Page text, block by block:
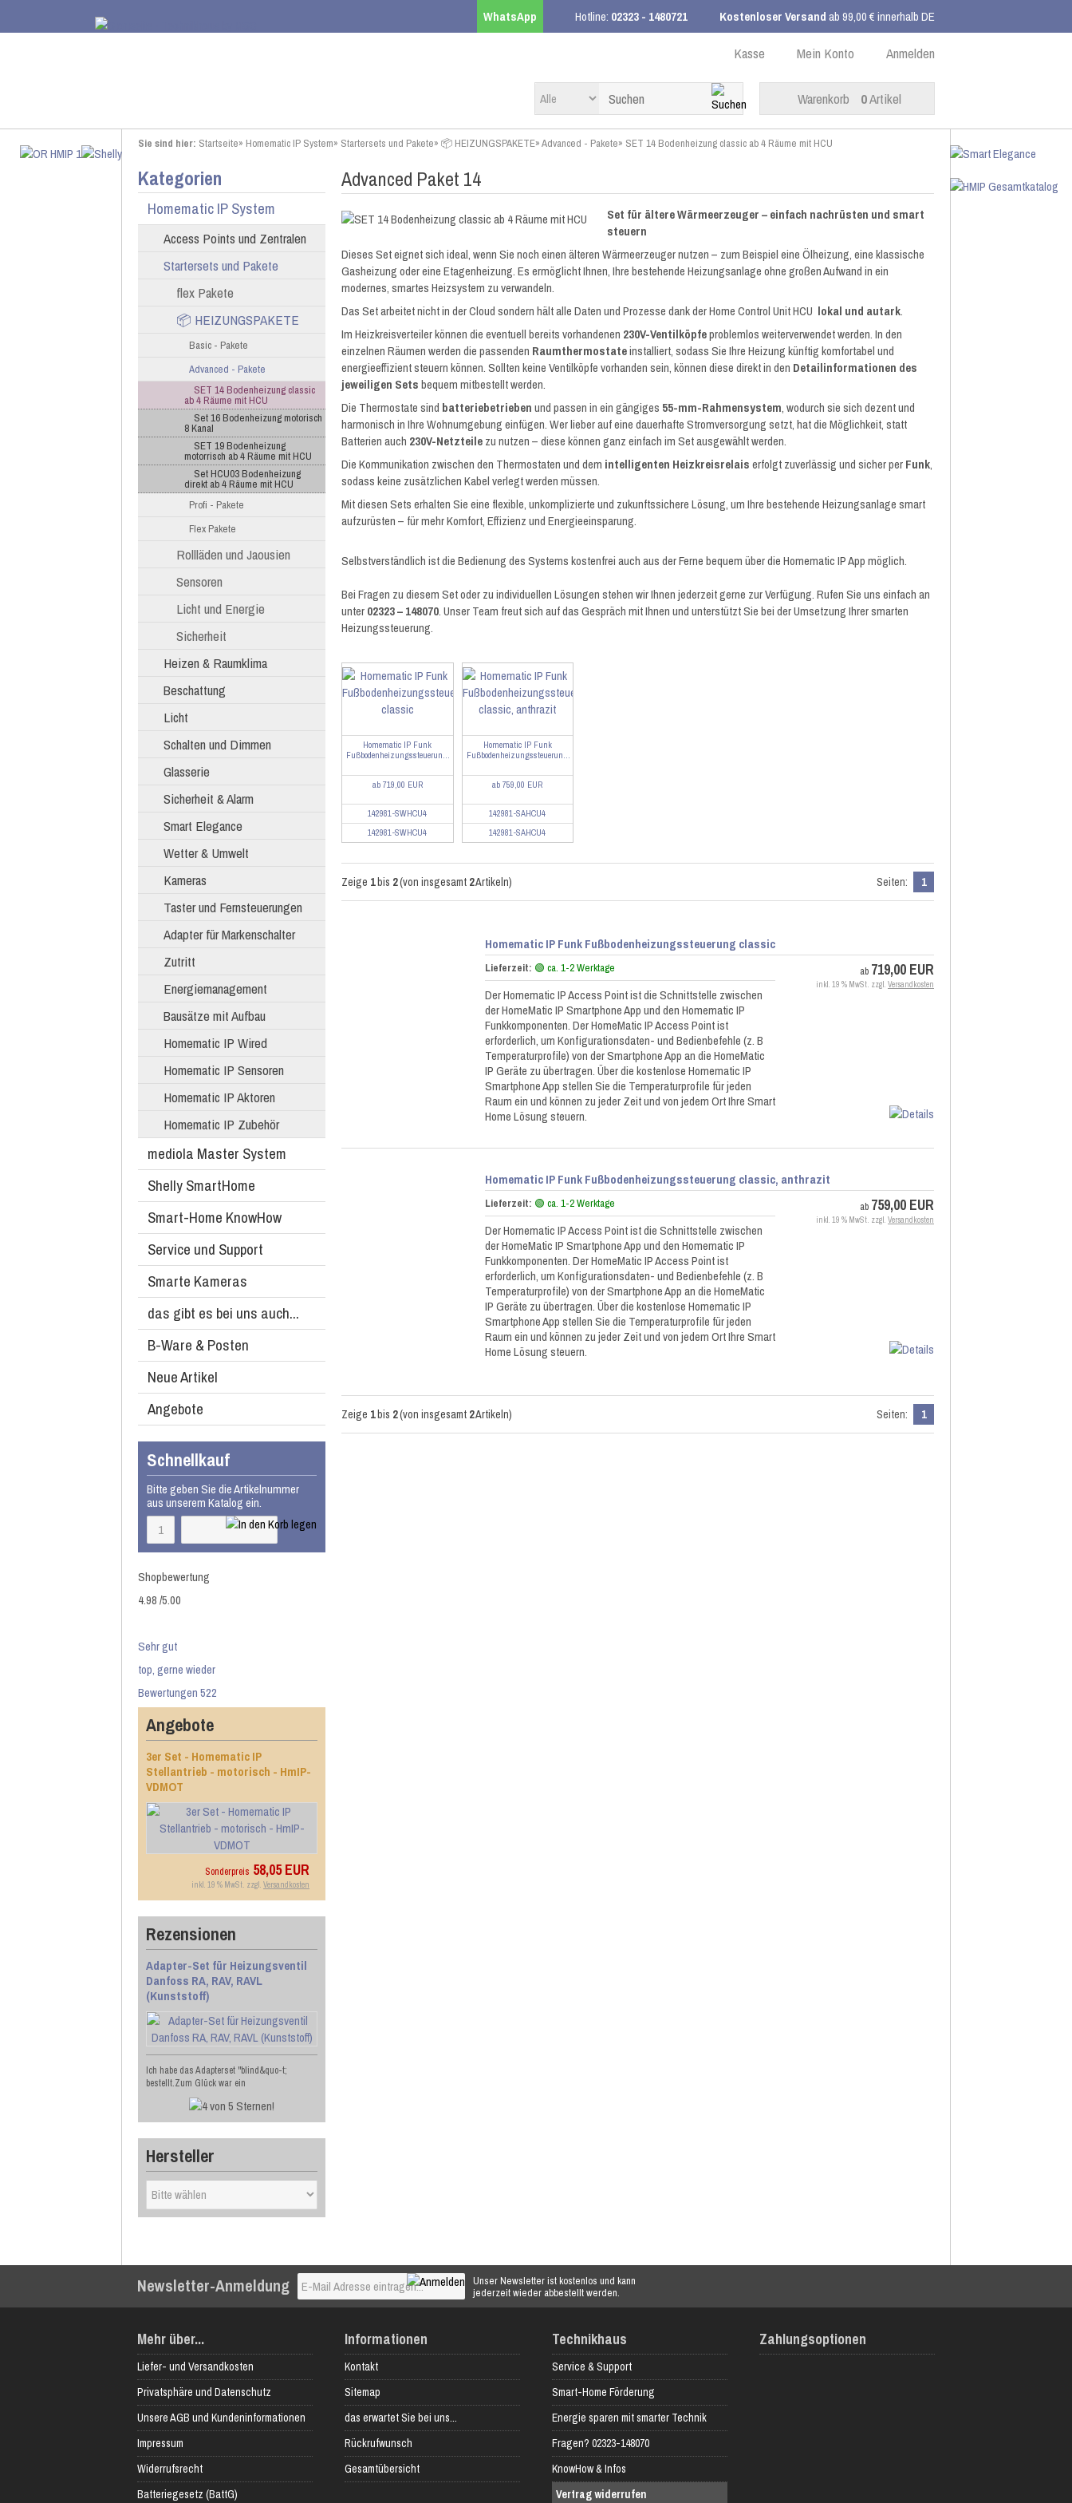
WhatsApp Hotline: 02323 - 1480721 Kostenloser Versandab 99,00 € innerhalb DE
Anmelden
Mein Konto
Kasse
Warenkorb 0Artikel
Sie sind hier: Startseite» Homematic IP System» Startersets und Pakete» 📦 HEIZUNGSPAKETE»Advanced - Pakete» SET 14 Bodenheizung classic ab 4 Räume mit HCU
Kategorien
Homematic IP System
Access Points und Zentralen
Startersets und Pakete
flex Pakete
📦 HEIZUNGSPAKETE
Basic - Pakete
Advanced - Pakete
SET 14 Bodenheizung classic
ab 4 Räume mit HCU
Set 16 Bodenheizung motorisch
8 Kanal
SET 19 Bodenheizung
motorrisch ab 4 Räume mit HCU
Set HCU03 Bodenheizung
direkt ab 4 Räume mit HCU
Profi - Pakete
Flex Pakete
Rollläden und Jaousien
Sensoren
Licht und Energie
Sicherheit
Heizen & Raumklima
Beschattung
Licht
Schalten und Dimmen
Glasserie
Sicherheit & Alarm
Smart Elegance
Wetter & Umwelt
Kameras
Taster und Fernsteuerungen
Adapter für Markenschalter
Zutritt
Energiemanagement
Bausätze mit Aufbau
Homematic IP Wired
Homematic IP Sensoren
Homematic IP Aktoren
Homematic IP Zubehör
mediola Master System
Shelly SmartHome
Smart-Home KnowHow
Service und Support
Smarte Kameras
das gibt es bei uns auch...
B-Ware & Posten
Neue Artikel
Angebote
Schnellkauf
Bitte geben Sie die Artikelnummer
aus unserem Katalog ein.
Shopbewertung
4.98/5.00
Sehr gut
top, gerne wieder
Bewertungen 522
Angebote
3er Set - Homematic IP
Stellantrieb - motorisch - HmIP-
VDMOT
Sonderpreis 58,05 EUR
inkl. 19 % MwSt. zzgl. Versandkosten
Rezensionen
Adapter-Set für Heizungsventil
Danfoss RA, RAV, RAVL
(Kunststoff)
Ich habe das Adapterset "blind&quo-t;
bestellt.Zum Glück war ein
Hersteller
Advanced Paket 14
Set für ältere Wärmeerzeuger – einfach nachrüsten und smart
steuern
Dieses Set eignet sich ideal, wenn Sie noch einen älteren Wärmeerzeuger nutzen – zum Beispiel eine Ölheizung, eine klassische
Gasheizung oder eine Etagenheizung. Es ermöglicht Ihnen, Ihre bestehende Heizungsanlage ohne großen Aufwand in ein
modernes, smartes Heizsystem zu verwandeln.
Das Set arbeitet nicht in der Cloud sondern hält alle Daten und Prozesse dank der Home Control Unit HCU lokal und autark.
Im Heizkreisverteiler können die eventuell bereits vorhandenen 230V-Ventilköpfeproblemlos weiterverwendet werden. In den
einzelnen Räumen werden die passenden Raumthermostateinstalliert, sodass Sie Ihre Heizung künftig komfortabel und
energieeffizient steuern können. Sollten keine Ventilköpfe vorhanden sein, können diese direkt in den Detailinformationen des
jeweiligen Setsbequem mitbestellt werden.
Die Thermostate sind batteriebetriebenund passen in ein gängiges 55-mm-Rahmensystem, wodurch sie sich dezent und
harmonisch in Ihre Wohnumgebung einfügen. Wer lieber auf eine dauerhafte Stromversorgung setzt, hat die Möglichkeit, statt
Batterien auch 230V-Netzteilezu nutzen – diese können ganz einfach im Set ausgewählt werden.
Die Kommunikation zwischen den Thermostaten und dem intelligenten Heizkreisrelaiserfolgt zuverlässig und sicher perFunk,
sodass keine zusätzlichen Kabel verlegt werden müssen.
Mit diesen Sets erhalten Sie eine flexible, unkomplizierte und zukunftssichere Lösung, um Ihre bestehende Heizungsanlage smart
aufzurüsten – für mehr Komfort, Effizienz und Energieeinsparung.
Selbstverständlich ist die Bedienung des Systems kostenfrei auch aus der Ferne bequem über die Homematic IP App möglich.
Bei Fragen zu diesem Set oder zu individuellen Lösungen stehen wir Ihnen jederzeit gerne zur Verfügung. Rufen Sie uns einfach an
unter02323 – 148070. Unser Team freut sich auf das Gespräch mit Ihnen und unterstützt Sie bei der Umsetzung Ihrer smarten
Heizungssteuerung.
Homematic IP Funk
Fußbodenheizungssteuerun...
ab 719,00 EUR
142981-SWHCU4
142981-SWHCU4
Homematic IP Funk
Fußbodenheizungssteuerun...
ab 759,00 EUR
142981-SAHCU4
142981-SAHCU4
Zeige 1bis 2(von insgesamt 2Artikeln) Seiten: 1
Homematic IP Funk Fußbodenheizungssteuerung classic
Lieferzeit: 🟢 ca. 1-2 Werktage
Der Homematic IP Access Point ist die Schnittstelle zwischen
der HomeMatic IP Smartphone App und den Homematic IP
Funkkomponenten. Der HomeMatic IP Access Point ist
erforderlich, um Konfigurationsdaten- und Bedienbefehle (z. B
Temperaturprofile) von der Smartphone App an die HomeMatic
IP Geräte zu übertragen. Über die kostenlose Homematic IP
Smartphone App stellen Sie die Temperaturprofile für jeden
Raum ein und können zu jeder Zeit und von jedem Ort Ihre Smart
Home Lösung steuern.
ab 719,00 EUR
inkl. 19 % MwSt. zzgl. Versandkosten
Homematic IP Funk Fußbodenheizungssteuerung classic, anthrazit
Lieferzeit: 🟢 ca. 1-2 Werktage
Der Homematic IP Access Point ist die Schnittstelle zwischen
der HomeMatic IP Smartphone App und den Homematic IP
Funkkomponenten. Der HomeMatic IP Access Point ist
erforderlich, um Konfigurationsdaten- und Bedienbefehle (z. B
Temperaturprofile) von der Smartphone App an die HomeMatic
IP Geräte zu übertragen. Über die kostenlose Homematic IP
Smartphone App stellen Sie die Temperaturprofile für jeden
Raum ein und können zu jeder Zeit und von jedem Ort Ihre Smart
Home Lösung steuern.
ab 759,00 EUR
inkl. 19 % MwSt. zzgl. Versandkosten
Zeige 1bis 2(von insgesamt 2Artikeln) Seiten: 1
Newsletter-Anmeldung
Unser Newsletter ist kostenlos und kann
jederzeit wieder abbestellt werden.
Mehr über...
Liefer- und Versandkosten
Privatsphäre und Datenschutz
Unsere AGB und Kundeninformationen
Impressum
Widerrufsrecht
Batteriegesetz (BattG)
Informationen
Kontakt
Sitemap
das erwartet Sie bei uns...
Rückrufwunsch
Gesamtübersicht
Technikhaus
Service & Support
Smart-Home Förderung
Energie sparen mit smarter Technik
Fragen? 02323-148070
KnowHow & Infos
Vertrag widerrufen
Zahlungsoptionen